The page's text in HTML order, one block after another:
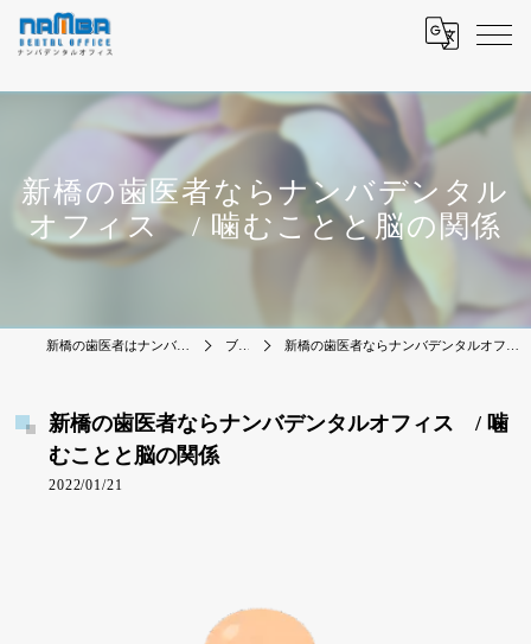
新橋の歯医者ならナンバデンタル
オフィス / 噛むことと脳の関係
新橋の歯医者はナンバデンタルオフィス ブログ 新橋の歯医者ならナンバデンタルオフィス / 噛むことと脳の関係
新橋の歯医者ならナンバデンタルオフィス / 噛
むことと脳の関係
2022/01/21